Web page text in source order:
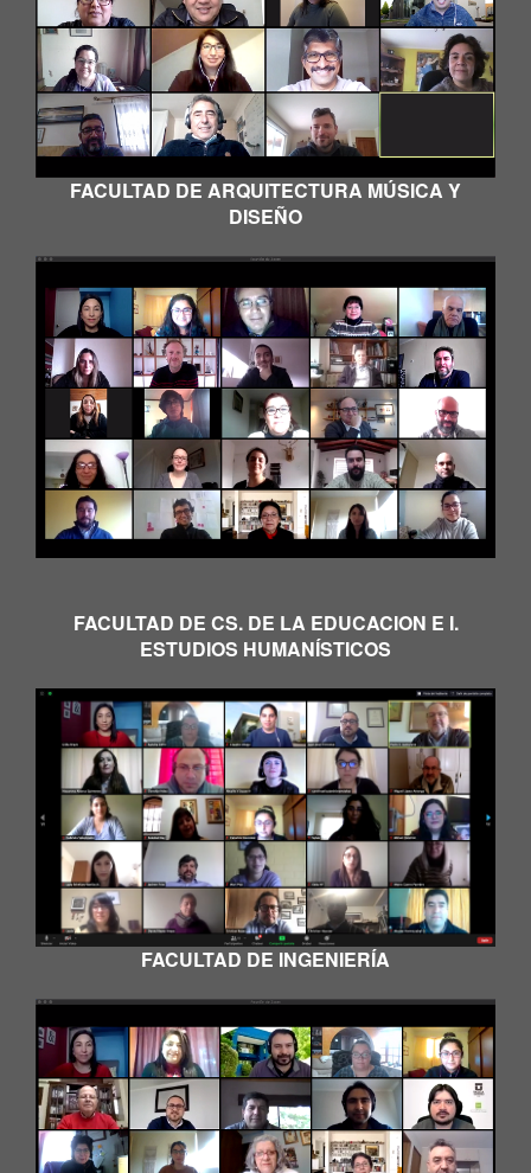
FACULTAD DE ARQUITECTURA MÚSICA Y
DISEÑO
FACULTAD DE CS. DE LA EDUCACION E I.
ESTUDIOS HUMANÍSTICOS
FACULTAD DE INGENIERÍA